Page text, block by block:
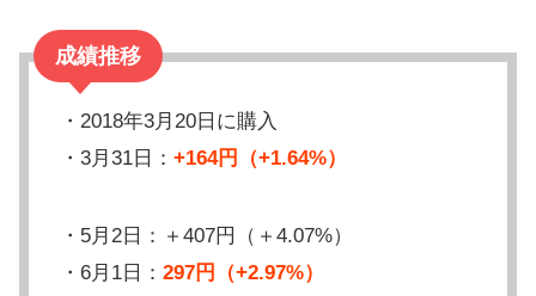
成績推移
・2018年3月20日に購入
・3月31日： +164円（+1.64%）
・5月2日：＋407円（＋4.07%）
・6月1日： 297円（+2.97%）